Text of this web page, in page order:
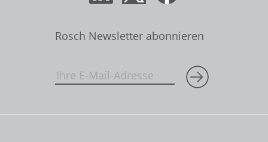
Rosch Newsletter abonnieren